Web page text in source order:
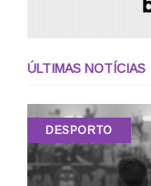
ÚLTIMAS NOTÍCIAS
DESPORTO